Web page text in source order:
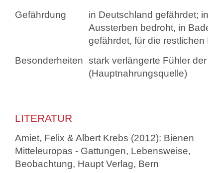
Gefährdung
in Deutschland gefährdet; in
Aussterben bedroht, in
gefährdet, für die restlichen
Besonderheiten stark verlängerte Fühler der
(Hauptnahrungsquelle)
LITERATUR
Amiet, Felix & Albert Krebs (2012): Bienen
Mitteleuropas - Gattungen, Lebensweise,
Beobachtung, Haupt Verlag, Bern